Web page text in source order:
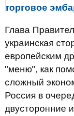
торговое
Глава
украинская
европейским
"меню", как
сложный
Россия в
двусторонние